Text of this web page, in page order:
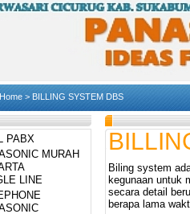
Home> BILLING SYSTEM DBS
PABX
MURAH
LINE
Biling system
kegunaan untuk
secara detail
berapa lama